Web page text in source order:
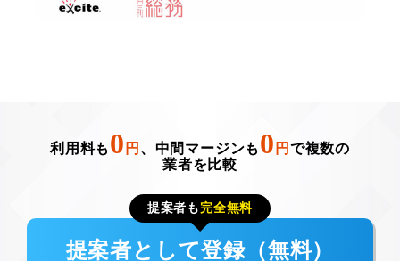
利用料も 0 円 、中間マージンも 0 円 で複数の
業者を比較
提案者も 完全無料
提案者として登録（無料）